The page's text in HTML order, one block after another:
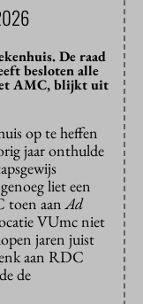
De raad
besloten alle
AMC, blijkt uit
op te heffen
jaar onthulde
liet een
toen aanAd
VUmc niet
jaren juist
aan RDC
de